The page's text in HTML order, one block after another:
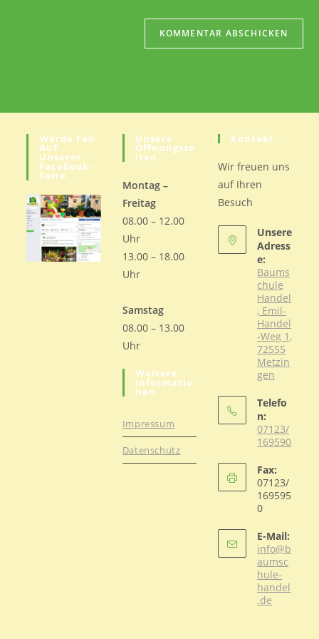
Werde Fan
Auf
Unserer
Facebook-
Seite
Unsere
Öffnungsze
Iten
Montag –
Freitag
08.00 – 12.00
Uhr
13.00 – 18.00
Uhr
Samstag
08.00 – 13.00
Uhr
Weitere
Informatio
Nen
Impressum
Datenschutz
Kontakt
Wir freuen uns
auf Ihren
Besuch
Unsere
Adress
e:
Baums
chule
Handel
, Emil-
Handel
-Weg 1,
72555
Metzin
gen
Telefo
n:
07123/
169590
in
your
application
Fax:
07123/
169595
0
E-Mail:
info@b
aumsc
hule-
handel
.de